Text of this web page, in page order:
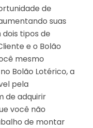
de
suas
tipos de
e o Bolão
mesmo
Bolão Lotérico, a
pela
de adquirir
você não
de montar